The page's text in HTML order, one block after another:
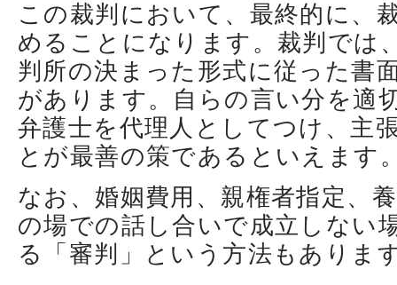
この裁判において、最終的に、
めることになります。裁判では
判所の決まった形式に従った書
があります。自らの言い分を適
弁護士を代理人としてつけ、主
とが最善の策であるといえます
なお、婚姻費用、親権者指定、
の場での話し合いで成立しない
る「審判」という方法もありま